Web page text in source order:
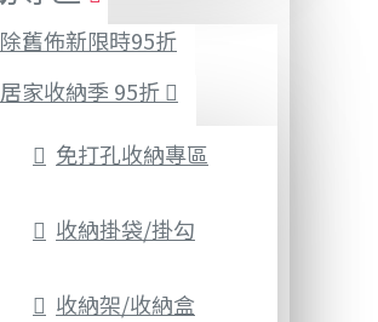
除舊佈新限時95折
居家收納季 95折
免打孔收納專區
收納掛袋/掛勾
收納架/收納盒